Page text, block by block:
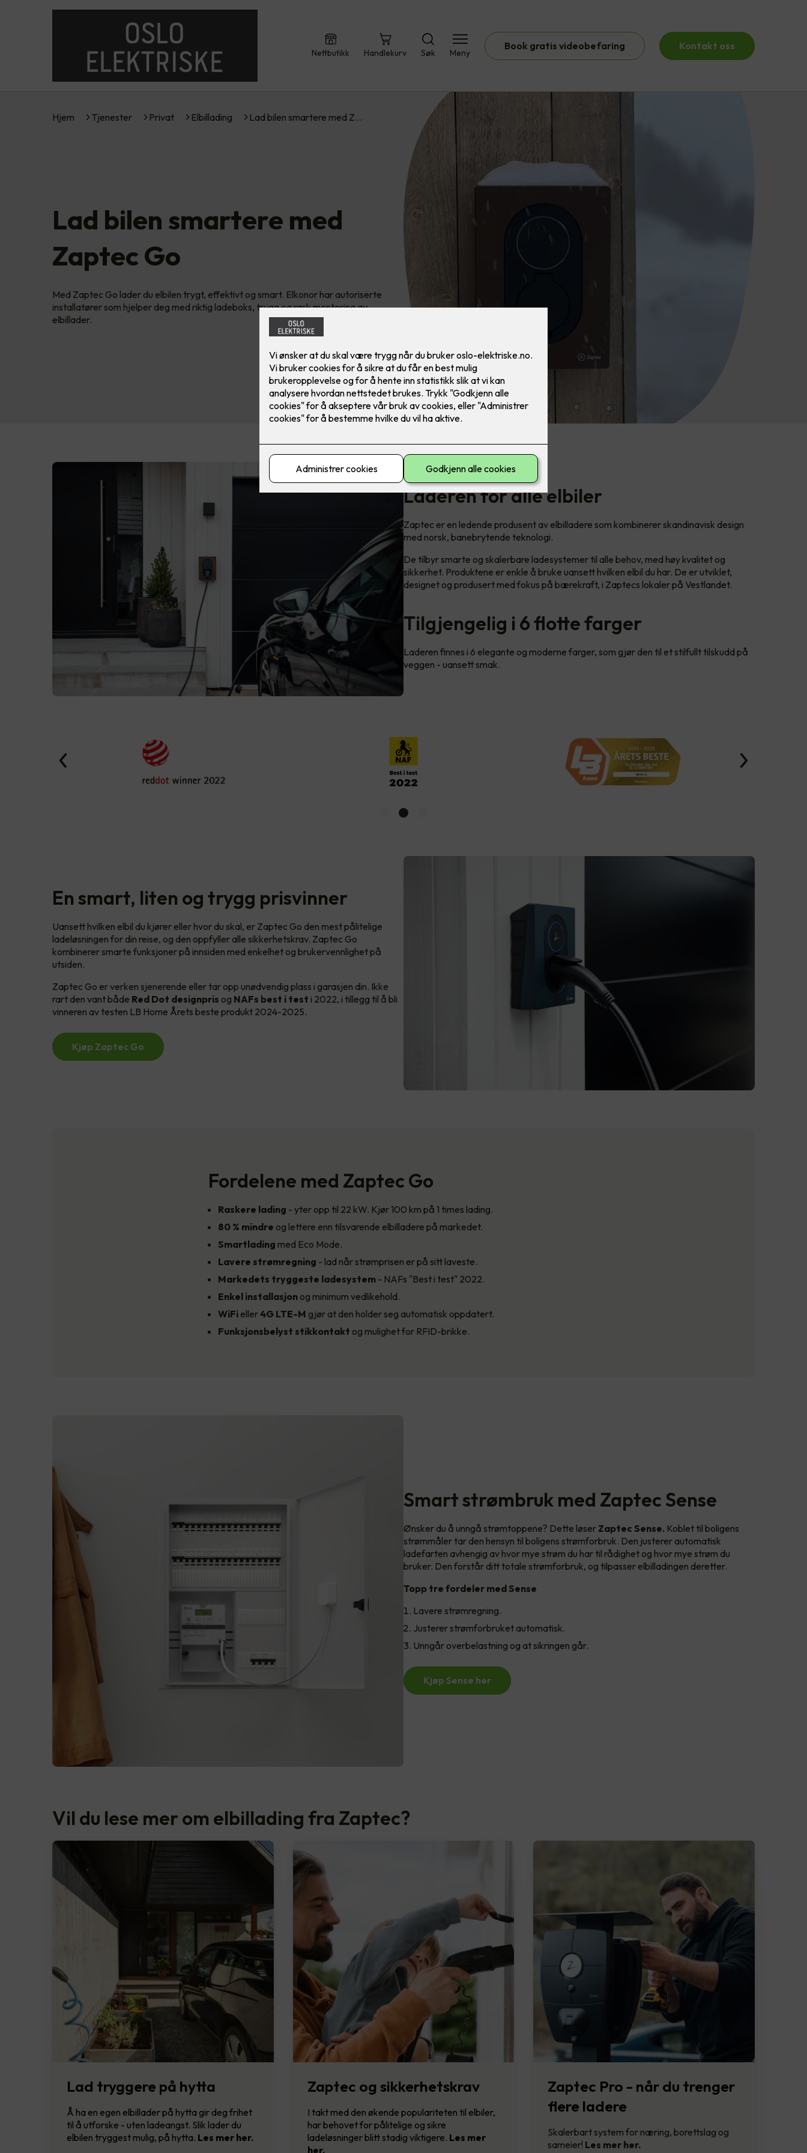
Nettbutikk Handlekurv Søk Meny
Book gratis videobefaring Kontakt oss
Hjem Tjenester Privat Elbillading Lad bilen smartere med Z…
Lad bilen smartere med
Zaptec Go
Med Zaptec Go lader du elbilen trygt, effektivt og smart. Elkonor har autoriserte
installatører som hjelper deg med riktig ladeboks, trygg og rask montering av
elbillader.
Laderen for alle elbiler
Zaptec er en ledende produsent av elbilladere som kombinerer skandinavisk design
med norsk, banebrytende teknologi.
De tilbyr smarte og skalerbare ladesystemer til alle behov, med høy kvalitet og
sikkerhet. Produktene er enkle å bruke uansett hvilken elbil du har. De er utviklet,
designet og produsert med fokus på bærekraft, i Zaptecs lokaler på Vestlandet.
Tilgjengelig i 6 flotte farger
Laderen finnes i 6 elegante og moderne farger, som gjør den til et stilfullt tilskudd på
veggen - uansett smak.
En smart, liten og trygg prisvinner
Uansett hvilken elbil du kjører eller hvor du skal, er Zaptec Go den mest pålitelige
ladeløsningen for din reise, og den oppfyller alle sikkerhetskrav. Zaptec Go
kombinerer smarte funksjoner på innsiden med enkelhet og brukervennlighet på
utsiden.
Zaptec Go er verken sjenerende eller tar opp unødvendig plass i garasjen din. Ikke
rart den vant både Red Dot designpris og NAFs best i test i 2022, i tillegg til å bli
vinneren av testen LB Home Årets beste produkt 2024-2025.
Kjøp Zaptec Go
Fordelene med Zaptec Go
Raskere lading - yter opp til 22 kW. Kjør 100 km på 1 times lading.
80 % mindre og lettere enn tilsvarende elbilladere på markedet.
Smartlading med Eco Mode.
Lavere strømregning - lad når strømprisen er på sitt laveste.
Markedets tryggeste ladesystem - NAFs "Best i test" 2022.
Enkel installasjon og minimum vedlikehold.
WiFi eller4G LTE-M gjør at den holder seg automatisk oppdatert.
Funksjonsbelyst stikkontakt og mulighet for RFID-brikke.
Smart strømbruk med Zaptec Sense
Ønsker du å unngå strømtoppene? Dette løser Zaptec Sense. Koblet til boligens
strømmåler tar den hensyn til boligens strømforbruk. Den justerer automatisk
ladefarten avhengig av hvor mye strøm du har til rådighet og hvor mye strøm du
bruker. Den forstår ditt totale strømforbruk, og tilpasser elbilladingen deretter.
Topp tre fordeler med Sense
Lavere strømregning.
Justerer strømforbruket automatisk.
Unngår overbelastning og at sikringen går.
Kjøp Sense her
Vil du lese mer om elbillading fra Zaptec?
Lad tryggere på hytta
Å ha en egen elbillader på hytta gir deg frihet
til å utforske - uten ladeangst. Slik lader du
elbilen tryggest mulig, på hytta. Les mer her.
Zaptec og sikkerhetskrav
I takt med den økende populariteten til elbiler,
har behovet for pålitelige og sikre
ladeløsninger blitt stadig viktigere. Les mer
her.
Zaptec Pro - når du trenger
flere ladere
Skalerbart system for næring, borettslag og
sameier! Les mer her.